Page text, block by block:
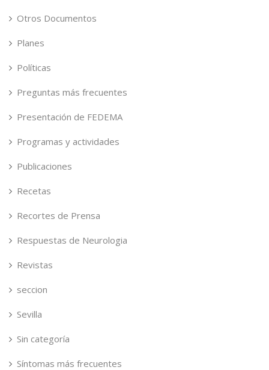
Otros Documentos
Planes
Políticas
Preguntas más frecuentes
Presentación de FEDEMA
Programas y actividades
Publicaciones
Recetas
Recortes de Prensa
Respuestas de Neurologia
Revistas
seccion
Sevilla
Sin categoría
Síntomas más frecuentes